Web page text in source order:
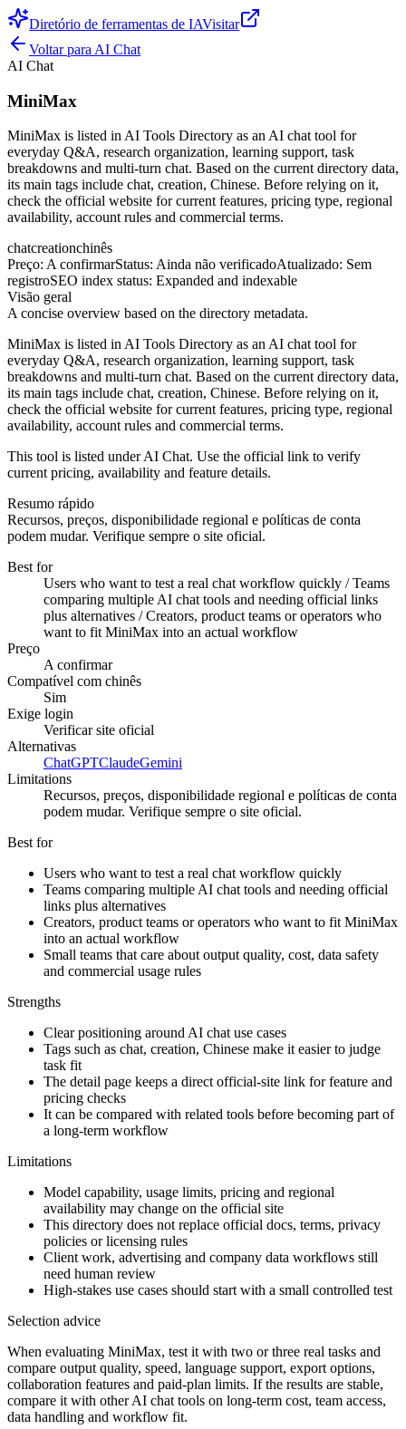
Diretório de ferramentas de IAVisitar
Voltar para AI Chat
AI Chat
MiniMax
MiniMax is listed in AI Tools Directory as an AI chat tool for
everyday Q&A, research organization, learning support, task
breakdowns and multi-turn chat. Based on the current directory data,
its main tags include chat, creation, Chinese. Before relying on it,
check the official website for current features, pricing type, regional
availability, account rules and commercial terms.
chatcreationchinês
Preço: A confirmarStatus: Ainda não verificadoAtualizado: Sem
registroSEO index status: Expanded and indexable
Visão geral
A concise overview based on the directory metadata.
MiniMax is listed in AI Tools Directory as an AI chat tool for
everyday Q&A, research organization, learning support, task
breakdowns and multi-turn chat. Based on the current directory data,
its main tags include chat, creation, Chinese. Before relying on it,
check the official website for current features, pricing type, regional
availability, account rules and commercial terms.
This tool is listed under AI Chat. Use the official link to verify
current pricing, availability and feature details.
Resumo rápido
Recursos, preços, disponibilidade regional e políticas de conta
podem mudar. Verifique sempre o site oficial.
Best for
Users who want to test a real chat workflow quickly / Teams
comparing multiple AI chat tools and needing official links
plus alternatives / Creators, product teams or operators who
want to fit MiniMax into an actual workflow
Preço
A confirmar
Compatível com chinês
Sim
Exige login
Verificar site oficial
Alternativas
ChatGPTClaudeGemini
Limitations
Recursos, preços, disponibilidade regional e políticas de conta
podem mudar. Verifique sempre o site oficial.
Best for
Users who want to test a real chat workflow quickly
Teams comparing multiple AI chat tools and needing official
links plus alternatives
Creators, product teams or operators who want to fit MiniMax
into an actual workflow
Small teams that care about output quality, cost, data safety
and commercial usage rules
Strengths
Clear positioning around AI chat use cases
Tags such as chat, creation, Chinese make it easier to judge
task fit
The detail page keeps a direct official-site link for feature and
pricing checks
It can be compared with related tools before becoming part of
a long-term workflow
Limitations
Model capability, usage limits, pricing and regional
availability may change on the official site
This directory does not replace official docs, terms, privacy
policies or licensing rules
Client work, advertising and company data workflows still
need human review
High-stakes use cases should start with a small controlled test
Selection advice
When evaluating MiniMax, test it with two or three real tasks and
compare output quality, speed, language support, export options,
collaboration features and paid-plan limits. If the results are stable,
compare it with other AI chat tools on long-term cost, team access,
data handling and workflow fit.